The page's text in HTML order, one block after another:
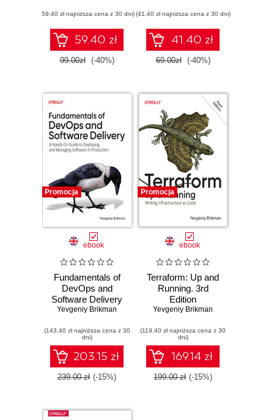
(59,40 zł najniższa cena z 30 dni)
59.40 zł
99.00zł (-40%)
Wydanie II
(41,40 zł najniższa cena z 30 dni)
41.40 zł
69.00zł (-40%)
Promocja
ebook
Fundamentals of
DevOps and
Software Delivery
Yevgeniy Brikman
(143,40 zł najniższa cena z 30
dni)
203.15 zł
239.00 zł (-15%)
Promocja
ebook
Terraform: Up and
Running. 3rd
Edition
Yevgeniy Brikman
(119,40 zł najniższa cena z 30
dni)
169.14 zł
199.00 zł (-15%)